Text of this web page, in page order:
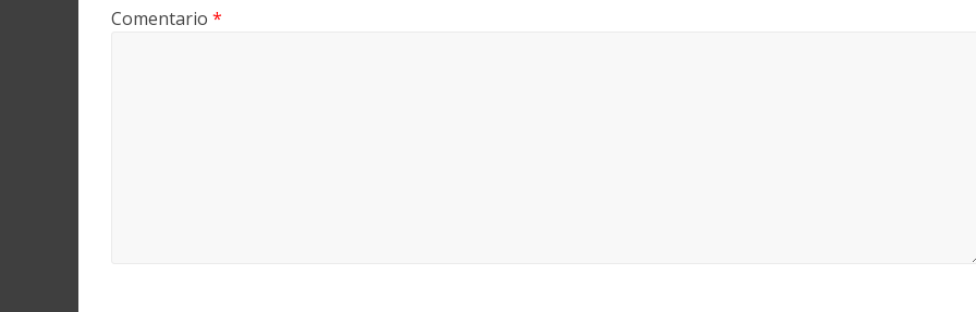
Comentario *